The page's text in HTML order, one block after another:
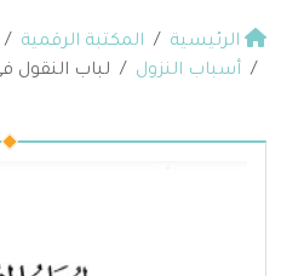
الرئيسية المكتبة الرقمية
أسباب النزول
لباب النقول